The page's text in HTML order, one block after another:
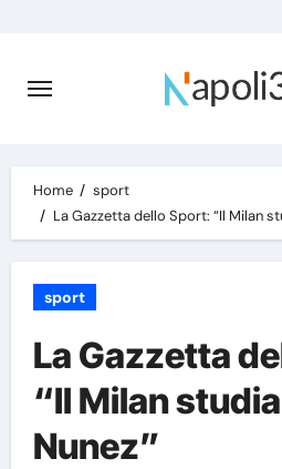
content
Home
sport
La Gazzetta dello Sport: “Il Milan
sport
La Gazzetta
“Il Milan
Nunez”